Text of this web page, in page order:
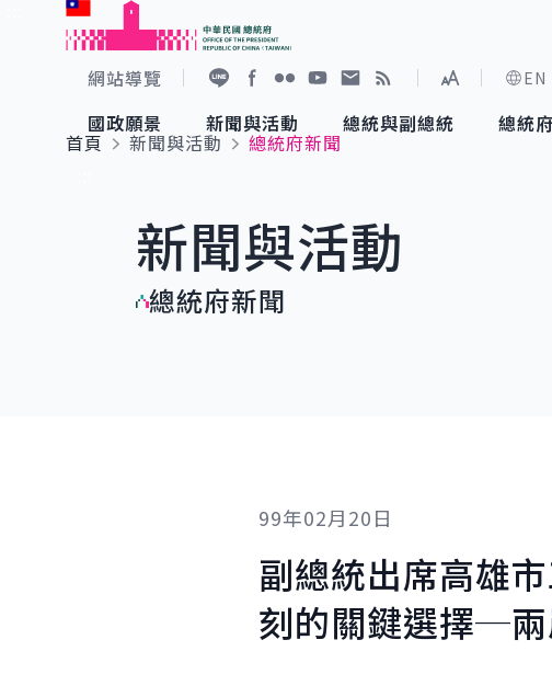
跳到主要內容
網站導覽
展開字級選單
EN
國政願景
國家氣候變遷對策委員會
重要談話
新聞與活動
總統府新聞
影音頻道
總統與副總統
賴清德總統
總統
參觀資訊
首頁
新聞與活動
總統府新聞
新聞與活動
總統府新聞
99年02月20日
副總統出席高雄
刻的關鍵選擇─